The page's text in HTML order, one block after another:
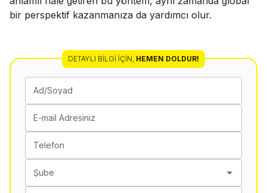
bir perspektif kazanmanıza da yardımcı olur.
DETAYLI BILGI İÇIN HEMEN DOLDUR!
Ad/Soyad
E-mail Adresiniz
Telefon
Şube